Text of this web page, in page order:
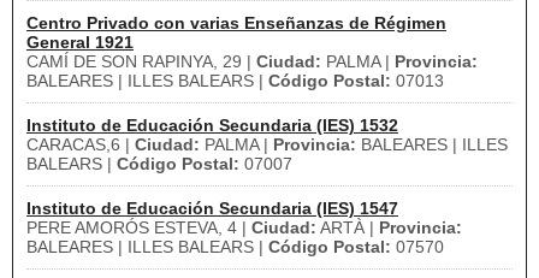
Centro Privado con varias Enseñanzas de Régimen
General 1921
CAMÍ DE SON RAPINYA, 29 | Ciudad: PALMA | Provincia:
BALEARES | ILLES BALEARS | Código Postal: 07013
Instituto de Educación Secundaria (IES) 1532
CARACAS,6 | Ciudad: PALMA | Provincia: BALEARES | ILLES
BALEARS | Código Postal: 07007
Instituto de Educación Secundaria (IES) 1547
PERE AMORÓS ESTEVA, 4 | Ciudad: ARTÀ | Provincia:
BALEARES | ILLES BALEARS | Código Postal: 07570